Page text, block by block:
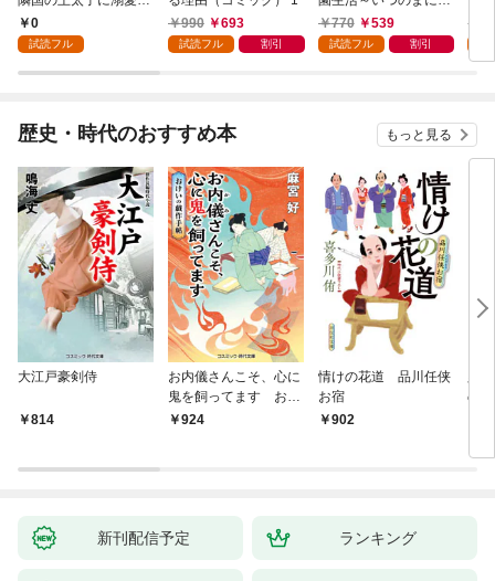
れる 1
0
試読フル
990
693
試読フル 割引
隣国を救ってしまいま
した～（コミック） 1
770 539
試読フル 割引
歴史・時代のおすすめ本 もっと見る
大江戸豪剣侍
814
お内儀さんこそ、心に
鬼を飼ってます おけ
いの戯作手帖
924
情けの花道 品川任侠
お宿
902
の
新刊配信予定 ランキング